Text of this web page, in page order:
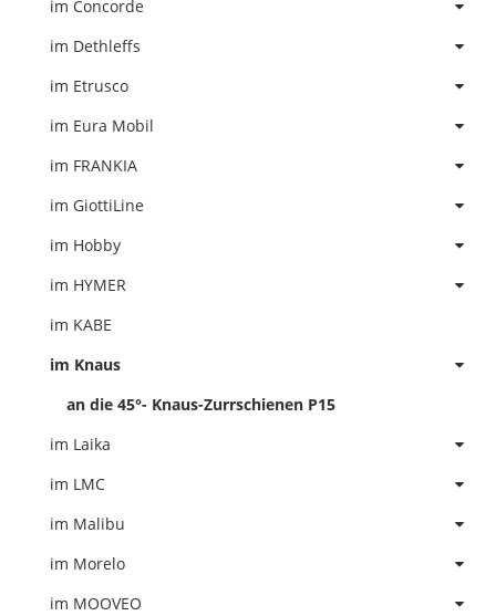
im Concorde
im Dethleffs
im Etrusco
im Eura Mobil
im FRANKIA
im GiottiLine
im Hobby
im HYMER
im KABE
im Knaus
an die 45°- Knaus-Zurrschienen P15
im Laika
im LMC
im Malibu
im Morelo
im MOOVEO